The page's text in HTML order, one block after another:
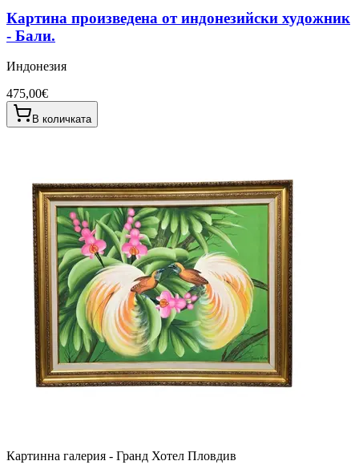
Картина произведена от индонезийски художник
- Бали.
Индонезия
475,00€
В количката
Картинна галерия - Гранд Хотел Пловдив